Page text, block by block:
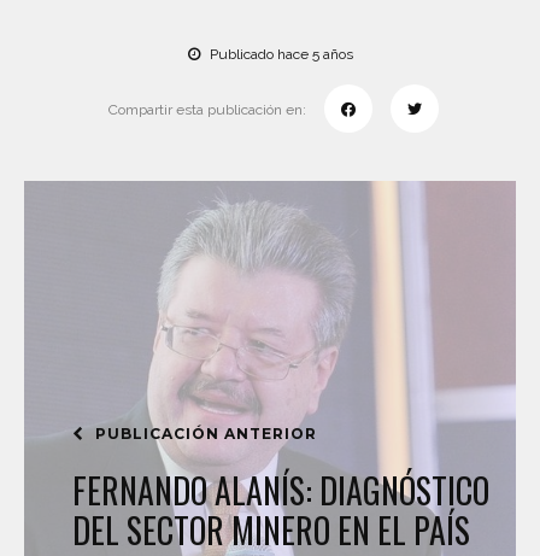
Publicado hace 5 años
Compartir esta publicación en:
PUBLICACIÓN ANTERIOR
FERNANDO ALANÍS: DIAGNÓSTICO
DEL SECTOR MINERO EN EL PAÍS